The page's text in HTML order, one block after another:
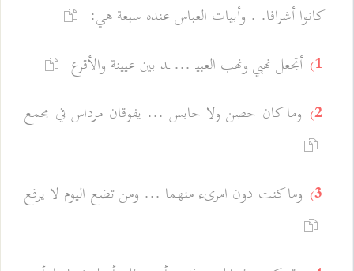
كانوا أشرافا. . وأبيات العباس عنده سبعة هي:
1) أتجعل نهبي ونهب العبيـ ... ـد بين عيينة والأقرع
2) وما كان حصن ولا حابس ... يفوقان مرداس في مجمع
3) وما كنت دون امرىء منهما ... ومن تضع اليوم لا يرفع